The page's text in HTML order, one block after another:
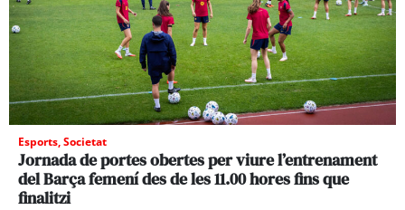
Esports,Societat
Jornada de portes obertes per viure l’entrenament
del Barça femení des de les 11.00 hores fins que
finalitzi